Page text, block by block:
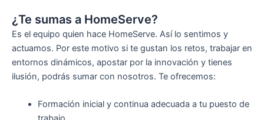
¿Te sumas a HomeServe?
Es el equipo quien hace HomeServe. Así lo sentimos y
actuamos. Por este motivo si te gustan los retos, trabajar en
entornos dinámicos, apostar por la innovación y tienes
ilusión, podrás sumar con nosotros. Te ofrecemos:
Formación inicial y continua adecuada a tu puesto de